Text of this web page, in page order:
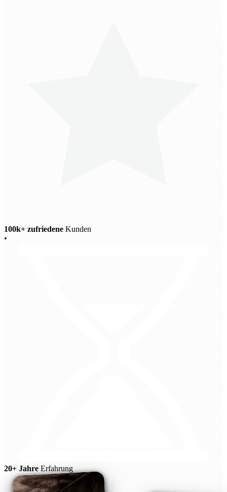
100k+ zufriedene Kunden
•
20+ Jahre Erfahrung